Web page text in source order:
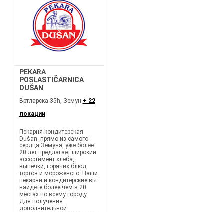
PEKARA
POSLASTIČARNICA
DUŠAN
Вртларска 35h, Земун + 22
локации
Пекарня-кондитерская
Dušan, прямо из самого
сердца Земуна, уже более
20 лет предлагает широкий
ассортимент хлеба,
выпечки, горячих блюд,
тортов и мороженого. Наши
пекарни и кондитерские вы
найдете более чем в 20
местах по всему городу.
Для получения
дополнительной